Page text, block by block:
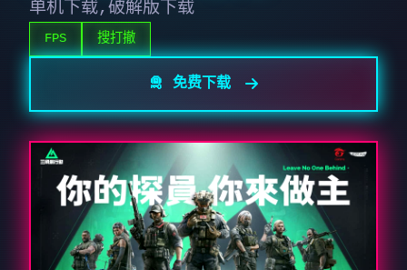
单机下载,破解版下载
FPS 搜打撤
🛅 免费下载